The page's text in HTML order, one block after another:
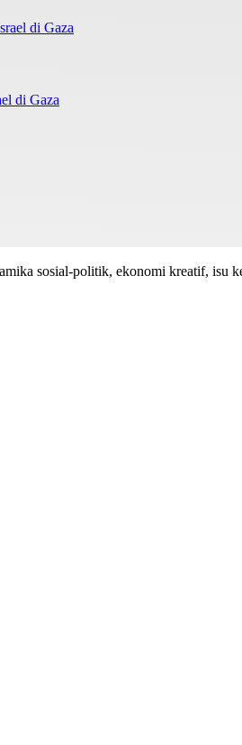
di Gaza
sosial-politik, ekonomi kreatif,